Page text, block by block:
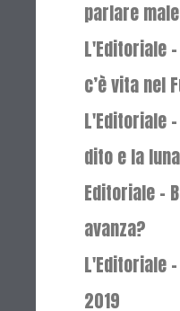
parlare
L'Editoriale
c’è vita nel
L'Editoriale
dito e la luna
Editoriale -
avanza?
L'Editoriale
2019